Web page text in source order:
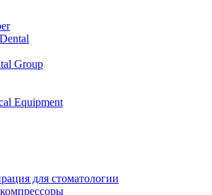
Group
Equipment
для стоматологии